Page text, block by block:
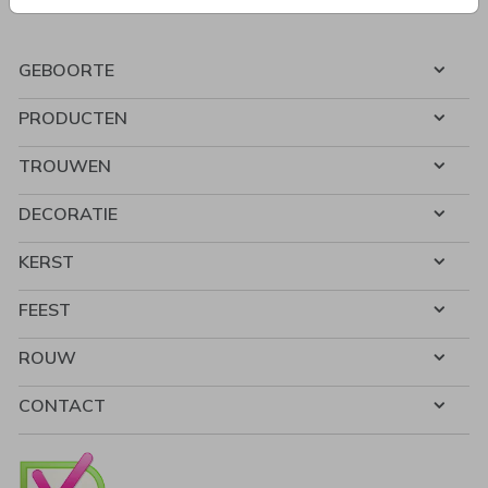
GEBOORTE
PRODUCTEN
TROUWEN
DECORATIE
KERST
FEEST
ROUW
CONTACT